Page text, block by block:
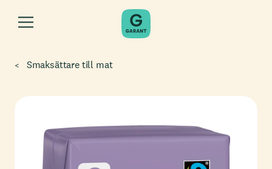
Smaksättare till mat